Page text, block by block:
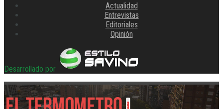
Actualidad
Entrevistas
Editoriales
Opinión
Desarrollado por